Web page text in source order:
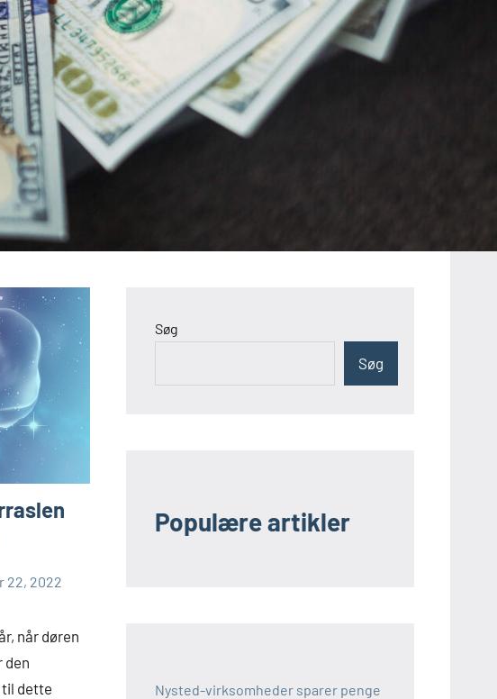
22, 2022
når døren
den
dette
Søg
Søg
Populære artikler
Nysted-virksomheder sparer penge